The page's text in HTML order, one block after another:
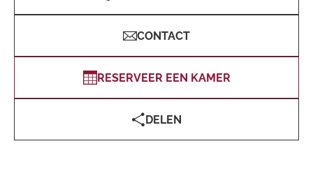
CONTACT
RESERVEER EEN KAMER
DELEN